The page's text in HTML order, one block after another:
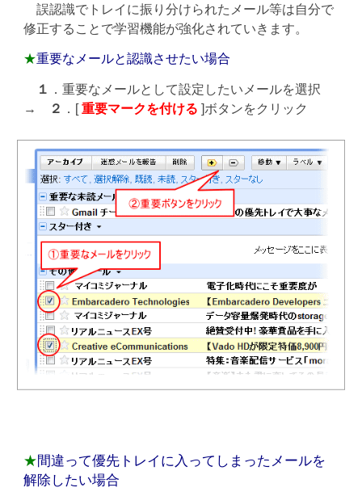
誤認識でトレイに振り分けられたメール等は自分で
修正することで学習機能が強化されていきます。
★重要なメールと認識させたい場合
１ ．重要なメールとして設定したいメールを選択
→
２ ．[重要マークを付ける ]ボタンをクリック
★間違って優先トレイに入ってしまったメールを
解除したい場合